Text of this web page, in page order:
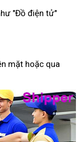
"Đồ điện tử"
mặt hoặc qua